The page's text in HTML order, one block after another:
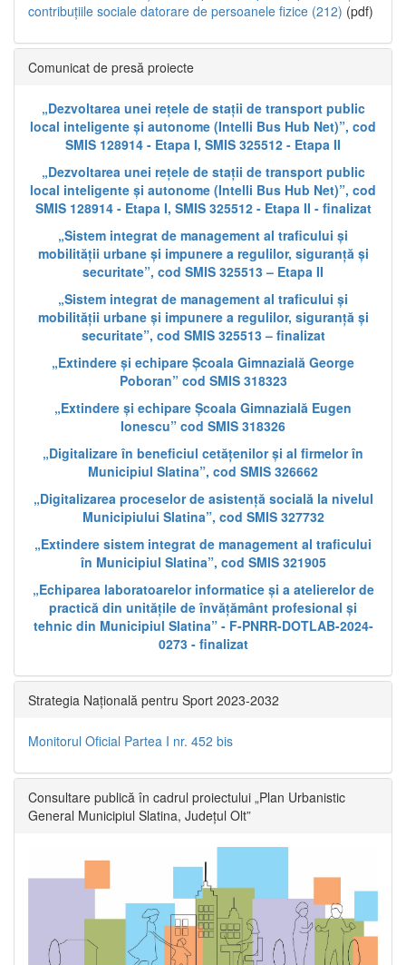
contribuțiile sociale datorare de persoanele fizice (212) (pdf)
Comunicat de presă proiecte
„Dezvoltarea unei rețele de stații de transport public
local inteligente și autonome (Intelli Bus Hub Net)”, cod
SMIS 128914 - Etapa I, SMIS 325512 - Etapa II
„Dezvoltarea unei rețele de stații de transport public
local inteligente și autonome (Intelli Bus Hub Net)”, cod
SMIS 128914 - Etapa I, SMIS 325512 - Etapa II - finalizat
„Sistem integrat de management al traficului și
mobilității urbane și impunere a regulilor, siguranță și
securitate”, cod SMIS 325513 – Etapa II
„Sistem integrat de management al traficului și
mobilității urbane și impunere a regulilor, siguranță și
securitate”, cod SMIS 325513 – finalizat
„Extindere și echipare Școala Gimnazială George
Poboran” cod SMIS 318323
„Extindere și echipare Școala Gimnazială Eugen
Ionescu” cod SMIS 318326
„Digitalizare în beneficiul cetățenilor și al firmelor în
Municipiul Slatina”, cod SMIS 326662
„Digitalizarea proceselor de asistență socială la nivelul
Municipiului Slatina”, cod SMIS 327732
„Extindere sistem integrat de management al traficului
în Municipiul Slatina”, cod SMIS 321905
„Echiparea laboratoarelor informatice și a atelierelor de
practică din unitățile de învățământ profesional și
tehnic din Municipiul Slatina” - F-PNRR-DOTLAB-2024-
0273 - finalizat
Strategia Națională pentru Sport 2023-2032
Monitorul Oficial Partea I nr. 452 bis
Consultare publică în cadrul proiectului „Plan Urbanistic
General Municipiul Slatina, Județul Olt”